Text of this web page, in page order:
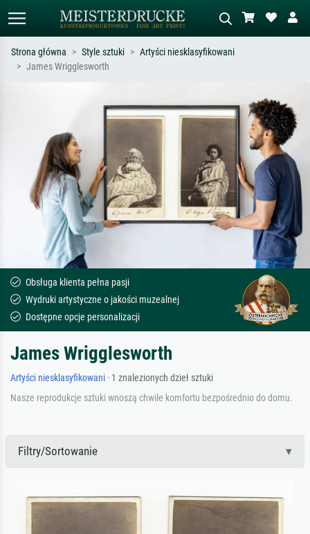
Monet, Gwiaździsta noc,
Opisz scenę – np. zielona łąka,
abstrakcja z czerwienią, ciemny olej,
stojący akt obok drzewa.
Strona główna Style sztuki
Artyści niesklasyfikowani
James Wrigglesworth
Obsługa klienta pełna pasji
Wydruki artystyczne o jakości muzealnej
Dostępne opcje personalizacji
James Wrigglesworth
Artyści niesklasyfikowani · 1 znalezionych dzieł sztuki
Nasze reprodukcje sztuki wnoszą chwile komfortu bezpośrednio do domu.
Filtry/Sortowanie